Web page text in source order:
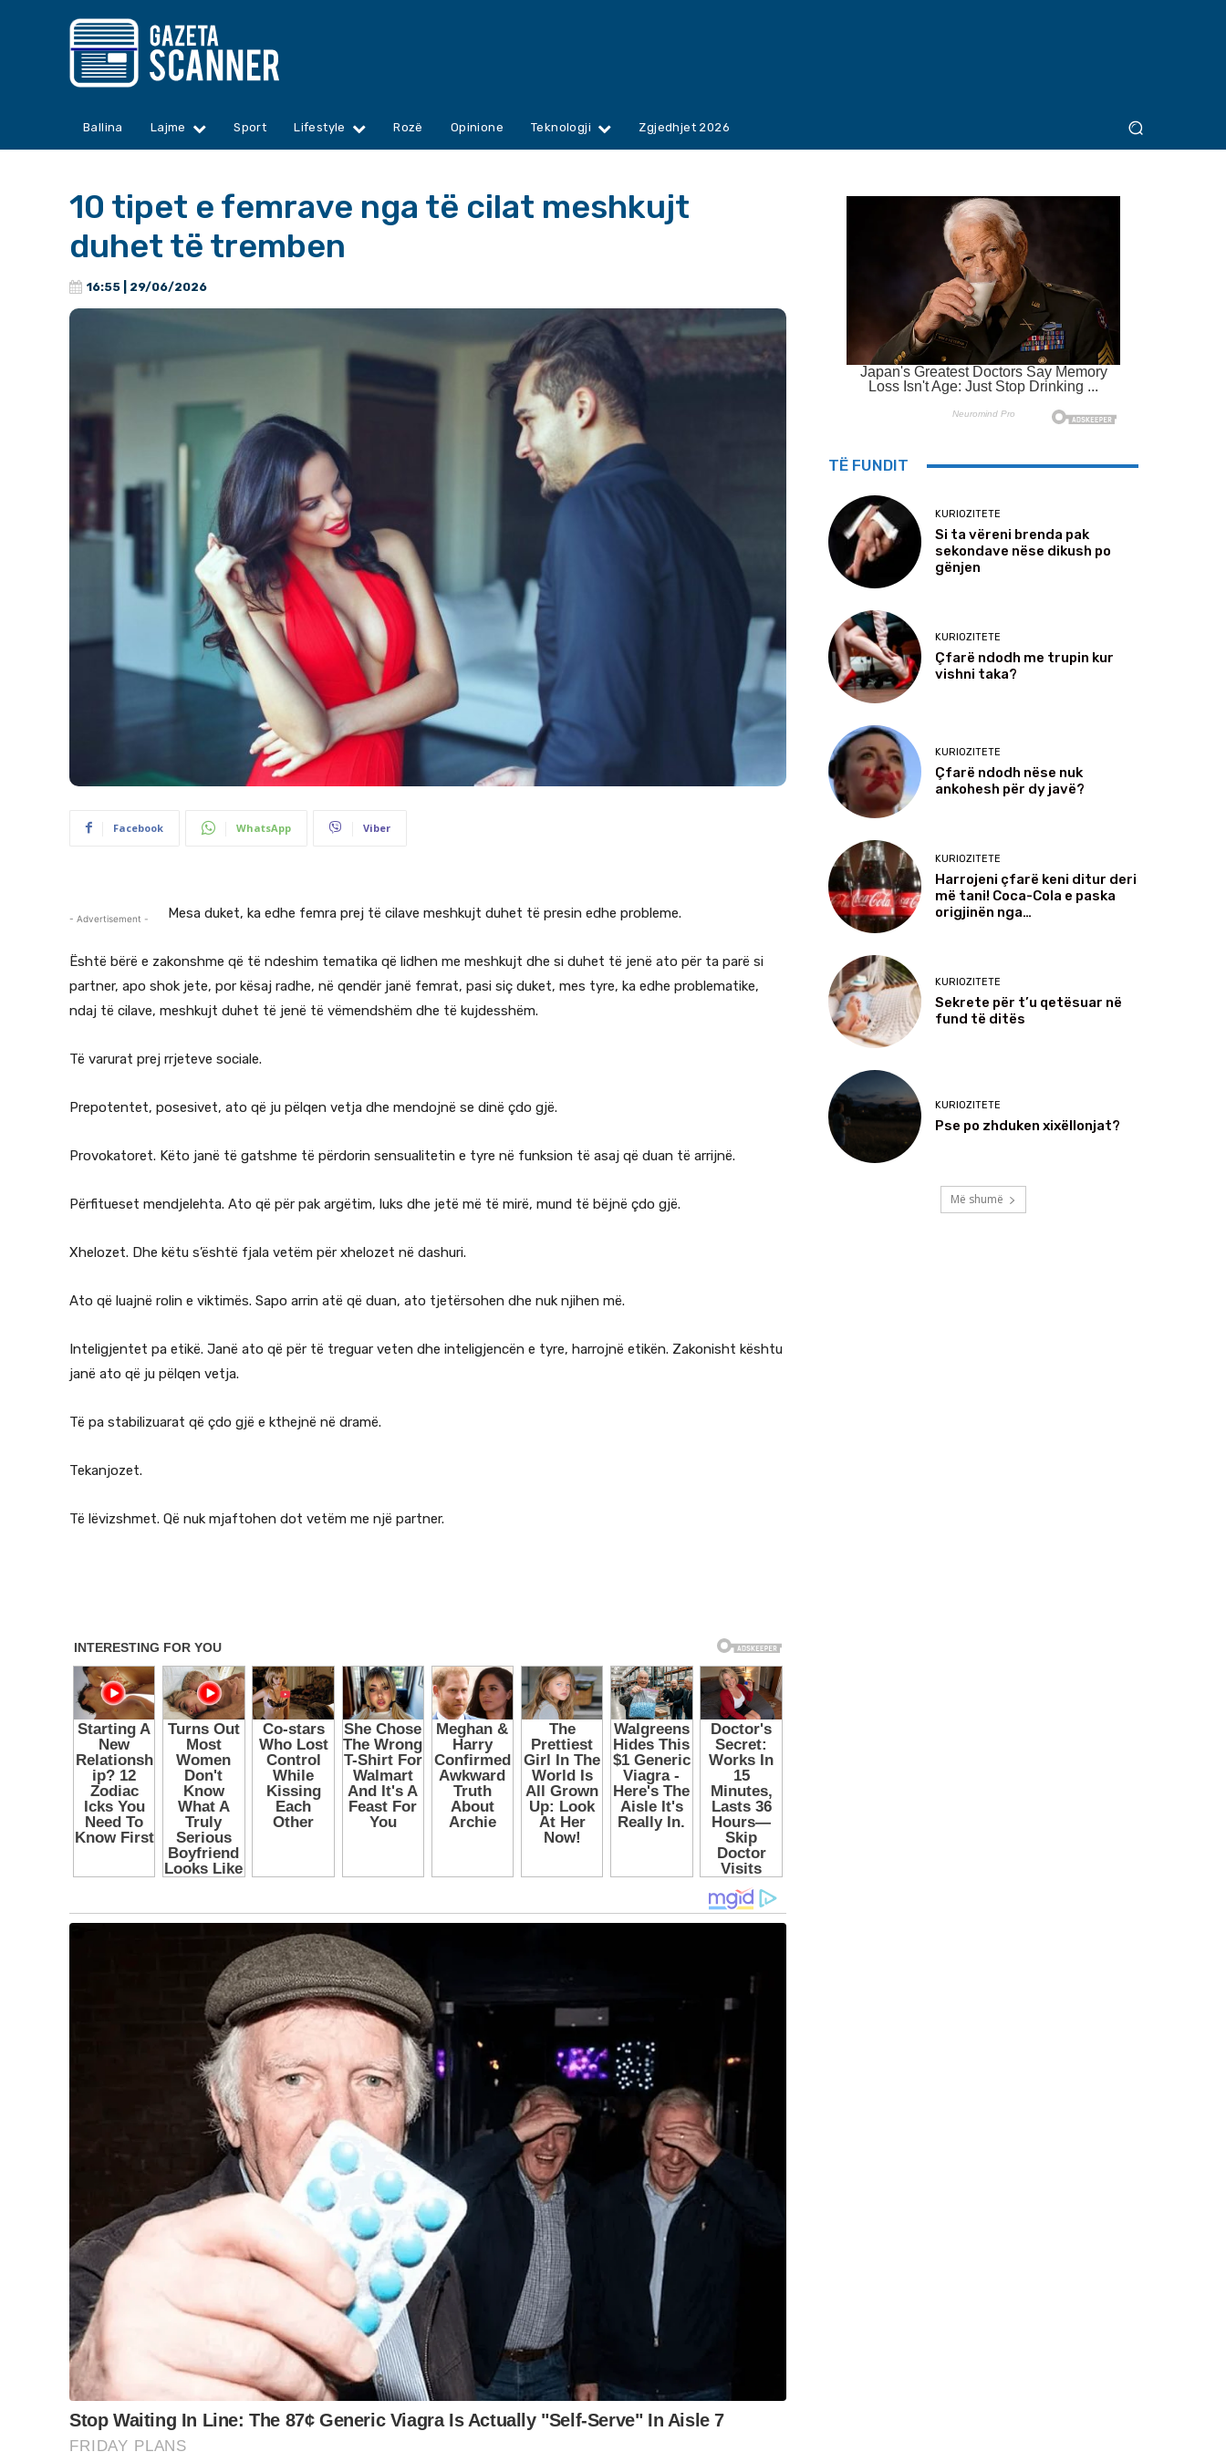
Ballina Lajme Sport Lifestyle Rozë Opinione Teknologji Zgjedhjet 2026
10 tipet e femrave nga të cilat meshkujt
duhet të tremben
16:55 | 29/06/2026
Facebook WhatsApp Viber
- Advertisement - Mesa duket, ka edhe femra prej të cilave meshkujt duhet të presin edhe probleme.
Është bërë e zakonshme që të ndeshim tematika që lidhen me meshkujt dhe si duhet të jenë ato për ta parë si
partner, apo shok jete, por kësaj radhe, në qendër janë femrat, pasi siç duket, mes tyre, ka edhe problematike,
ndaj të cilave, meshkujt duhet të jenë të vëmendshëm dhe të kujdesshëm.
Të varurat prej rrjeteve sociale.
Prepotentet, posesivet, ato që ju pëlqen vetja dhe mendojnë se dinë çdo gjë.
Provokatoret. Këto janë të gatshme të përdorin sensualitetin e tyre në funksion të asaj që duan të arrijnë.
Përfitueset mendjelehta. Ato që për pak argëtim, luks dhe jetë më të mirë, mund të bëjnë çdo gjë.
Xhelozet. Dhe këtu s’është fjala vetëm për xhelozet në dashuri.
Ato që luajnë rolin e viktimës. Sapo arrin atë që duan, ato tjetërsohen dhe nuk njihen më.
Inteligjentet pa etikë. Janë ato që për të treguar veten dhe inteligjencën e tyre, harrojnë etikën. Zakonisht kështu
janë ato që ju pëlqen vetja.
Të pa stabilizuarat që çdo gjë e kthejnë në dramë.
Tekanjozet.
Të lëvizshmet. Që nuk mjaftohen dot vetëm me një partner.
TË FUNDIT
KURIOZITETE
Si ta vëreni brenda pak
sekondave nëse dikush po
gënjen
KURIOZITETE
Çfarë ndodh me trupin kur
vishni taka?
KURIOZITETE
Çfarë ndodh nëse nuk
ankohesh për dy javë?
KURIOZITETE
Harrojeni çfarë keni ditur deri
më tani! Coca-Cola e paska
origjinën nga…
KURIOZITETE
Sekrete për t’u qetësuar në
fund të ditës
KURIOZITETE
Pse po zhduken xixëllonjat?
Më shumë